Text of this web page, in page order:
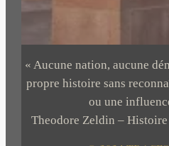
« Aucune nation, aucune
propre histoire sans
ou une
Theodore Zeldin – Histoire